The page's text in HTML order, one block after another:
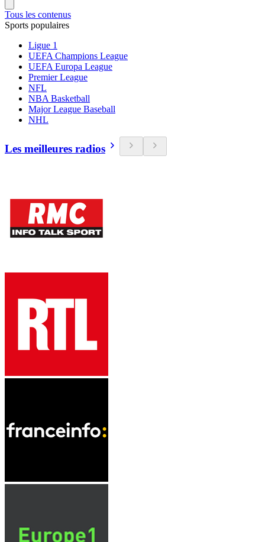
Tous les contenus
Sports populaires
Ligue 1
UEFA Champions League
UEFA Europa League
Premier League
NFL
NBA Basketball
Major League Baseball
NHL
Les meilleures radios